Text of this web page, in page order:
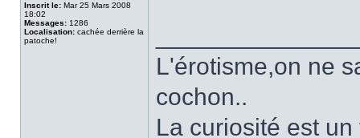
Inscrit le: Mar 25 Mars 2008
18:02
Messages: 1286
Localisation: cachée derrière la
patoche!
L'érotisme,on ne
cochon..
La curiosité est